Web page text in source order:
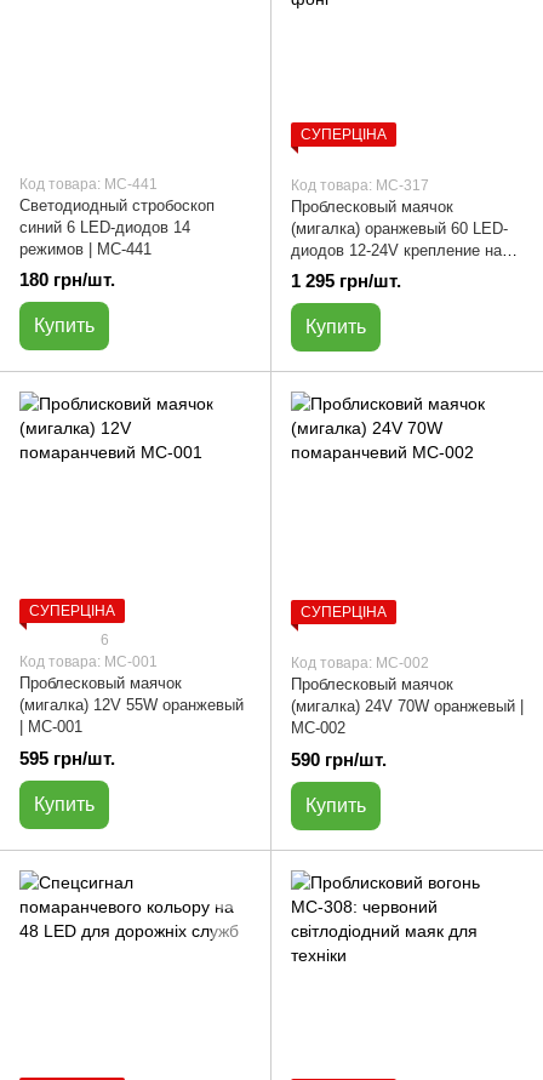
Код товара: МС-441
Светодиодный стробоскоп
синий 6 LED-диодов 14
режимов | МС-441
180 грн/шт.
Купить
СУПЕРЦІНА
Код товара: МС-317
Проблесковый маячок
(мигалка) оранжевый 60 LED-
диодов 12-24V крепление на
шток беспроводного
соединения | МС-317
1 295 грн/шт.
Купить
СУПЕРЦІНА
6
Код товара: МС-001
Проблесковый маячок
(мигалка) 12V 55W оранжевый
| МС-001
595 грн/шт.
Купить
СУПЕРЦІНА
Код товара: МС-002
Проблесковый маячок
(мигалка) 24V 70W оранжевый |
МС-002
590 грн/шт.
Купить